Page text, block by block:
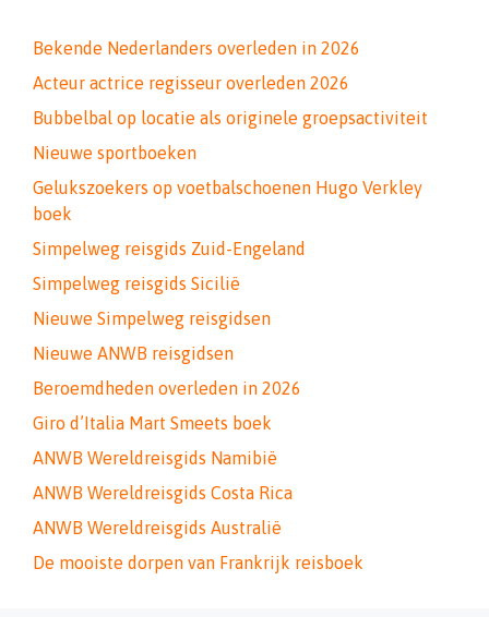
Bekende Nederlanders overleden in 2026
Acteur actrice regisseur overleden 2026
Bubbelbal op locatie als originele groepsactiviteit
Nieuwe sportboeken
Gelukszoekers op voetbalschoenen Hugo Verkley
boek
Simpelweg reisgids Zuid-Engeland
Simpelweg reisgids Sicilië
Nieuwe Simpelweg reisgidsen
Nieuwe ANWB reisgidsen
Beroemdheden overleden in 2026
Giro d’Italia Mart Smeets boek
ANWB Wereldreisgids Namibië
ANWB Wereldreisgids Costa Rica
ANWB Wereldreisgids Australië
De mooiste dorpen van Frankrijk reisboek